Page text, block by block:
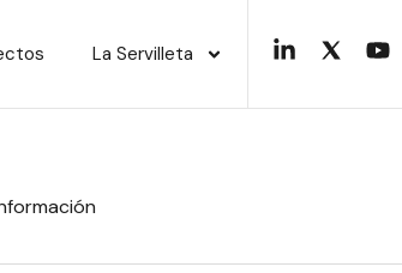
La Servilleta